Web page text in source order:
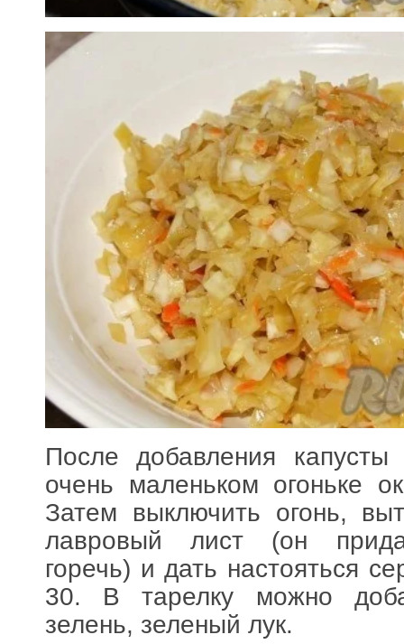
После добавления
очень маленьком огоньке
Затем выключить огонь,
лавровый лист (он
горечь) и дать настояться
30. В тарелку можно
зелень, зеленый лук.